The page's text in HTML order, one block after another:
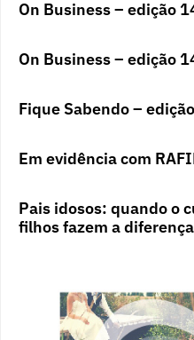
On Business – edição
On Business – edição
Fique Sabendo –
Em evidência com
Pais idosos: quando o
filhos fazem a diferença